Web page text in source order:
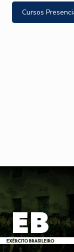
Cursos